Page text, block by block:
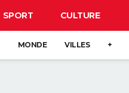
SPORT CULTURE
MONDE VILLES +